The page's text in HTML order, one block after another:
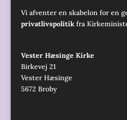
Vi afventer en skabelon for en
privatlivspolitikfra
Vester Hæsinge Kirke
Birkevej 21
Vester Hæsinge
5672 Broby